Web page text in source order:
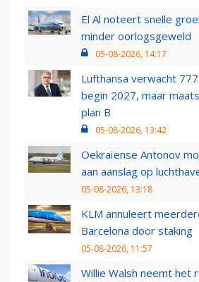
El Al noteert snelle
minder oorlogsgeweld
05-08-2026, 14:17
Lufthansa verwacht
begin 2027, maar
plan B
05-08-2026, 13:42
Oekraïense Antonov
aan aanslag op
05-08-2026, 13:18
KLM annuleert
Barcelona door staking
05-08-2026, 11:57
Willie Walsh neemt het